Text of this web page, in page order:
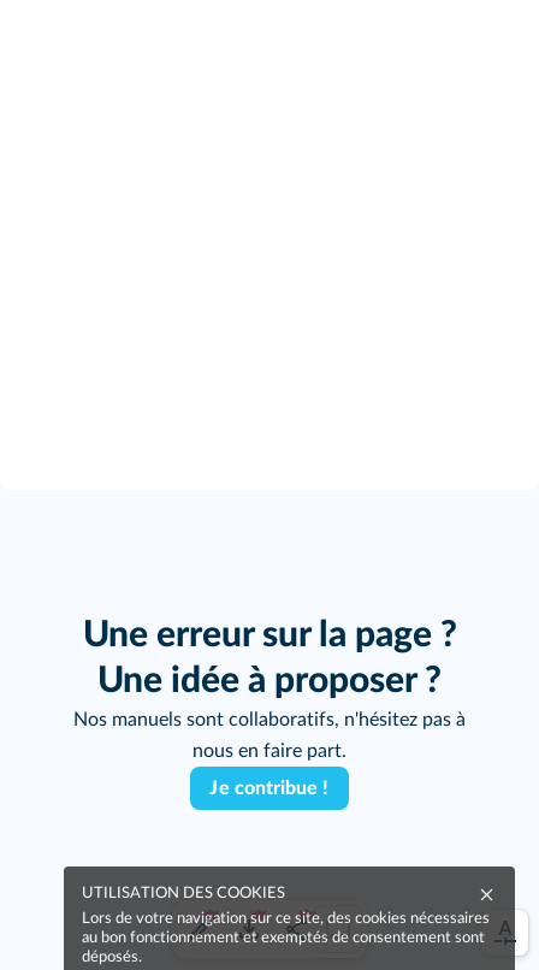
Une erreur sur la page ?
Une idée à proposer ?
Nos manuels sont collaboratifs, n'hésitez pas à
nous en faire part.
Je contribue !
UTILISATION DES COOKIES
Lors de votre navigation sur ce site, des cookies nécessaires
au bon fonctionnement et exemptés de consentement sont
déposés.